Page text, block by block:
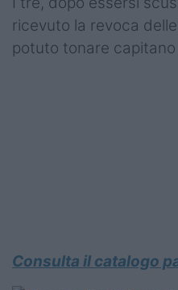
ricevuto la revoca
potuto tonare
Consulta il catalogo